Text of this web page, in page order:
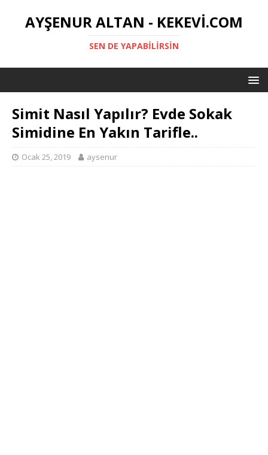
AYŞENUR ALTAN - KEKEVI.COM
SEN DE YAPABILIRSIN
Simit Nasıl Yapılır? Evde Sokak
Simidine En Yakın Tarifle..
Ocak 25, 2019 aysenur